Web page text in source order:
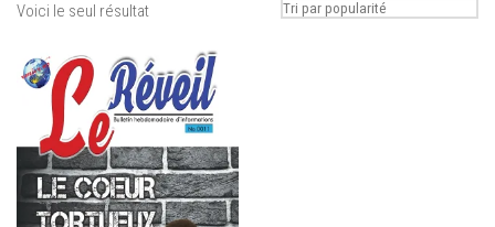
Voici le seul résultat